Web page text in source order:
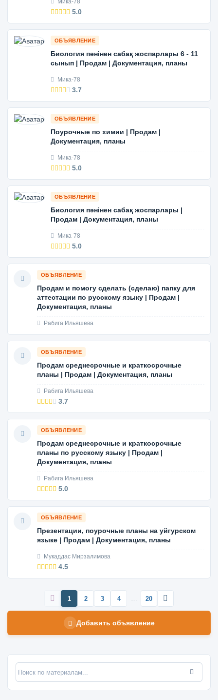
Мика-78
5.0
ОБЪЯВЛЕНИЕ
Биология пәнінен сабақ жоспарлары 6 - 11
сынып | Продам | Документация, планы
Мика-78
3.7
ОБЪЯВЛЕНИЕ
Поурочные по химии | Продам |
Документация, планы
Мика-78
5.0
ОБЪЯВЛЕНИЕ
Биология пәнінен сабақ жоспарлары |
Продам | Документация, планы
Мика-78
5.0
ОБЪЯВЛЕНИЕ
Продам и помогу сделать (сделаю) папку для
аттестации по русскому языку | Продам |
Документация, планы
Рабига Ильяшева
ОБЪЯВЛЕНИЕ
Продам среднесрочные и краткосрочные
планы | Продам | Документация, планы
Рабига Ильяшева
3.7
ОБЪЯВЛЕНИЕ
Продам среднесрочные и краткосрочные
планы по русскому языку | Продам |
Документация, планы
Рабига Ильяшева
5.0
ОБЪЯВЛЕНИЕ
Презентации, поурочные планы на уйгурском
языке | Продам | Документация, планы
Мукаддас Мирзалимова
4.5
1 2 3 4 20
Добавить объявление